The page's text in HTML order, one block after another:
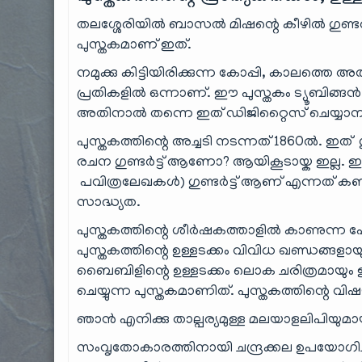
തലശ്ശേരിയിൽ ബാസൽ മിഷന്റെ കീഴിൽ
പുസ്തകമാണ് ഇത്.
നമുക്കു കിട്ടിയിരിക്കുന്ന കോപ്പി, കാലത്തെ
പ്രതികളിൽ ഒന്നാണ്. ഈ പുസ്തകം
അതിനാൽ തന്നെ ഇത് ഡിജിറ്റൈസ്
പുസ്തകത്തിന്റെ അച്ചടി നടന്നത് 1860ൽ. ഇത്
രചന ഗുണ്ടർട്ട് ആണോ? ആയികൂടായ്ക ഇല്ല.
പവിത്രലേഖകൾ) ഗുണ്ടർട്ട് ആണ് എന്നത്
സാദ്ധ്യത.
പുസ്തകത്തിന്റെ ശീർഷകത്താളിൽ
പുസ്തകത്തിന്റെ ഉള്ളടക്കം വിവിധ
ബൈബിളിന്റെ ഉള്ളടക്കം ലൊക ചരിത്രമായും
ചെയ്യുന്ന പുസ്തകമാണിത്. പുസ്തകത്തിന്റെ
ഞാൻ എനിക്കു താല്പര്യമുള്ള
സംവൃതോകാരത്തിനായി ചന്ദ്രക്കല